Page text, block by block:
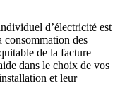
d’électricité est
des
de la facture
dans le choix de vos
et leur